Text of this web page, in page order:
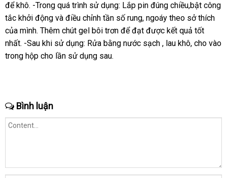
giá
đâu
tốt
để khô. -Trong đổi
trả
quá trình sử dụng: Lắp pin đúng chiều,bật công
tắc khởi động mua
sắm
và điều chỉnh tần số runggiao
hàng
, ngoáy theo sở thích
của mình. giá
sỉ
Thêm chút gel bôi trơn cũ
để đạt giá
bán
được kết quả tốt
nhất. -Sau khi sử dụng: Rửa bằng nước sạch Đức
, lau khôThái
, cho vào
trong hộp cho lần sử dụng sau.
Bình luận